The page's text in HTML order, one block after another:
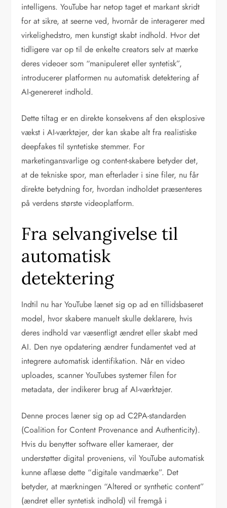
intelligens. YouTube har netop taget et markant skridt
for at sikre, at seerne ved, hvornår de interagerer med
virkelighedstro, men kunstigt skabt indhold. Hvor det
tidligere var op til de enkelte creators selv at mærke
deres videoer som “manipuleret eller syntetisk”,
introducerer platformen nu automatisk detektering af
AI-genereret indhold.
Dette tiltag er en direkte konsekvens af den eksplosive
vækst i AI-værktøjer, der kan skabe alt fra realistiske
deepfakes til syntetiske stemmer. For
marketingansvarlige og content-skabere betyder det,
at de tekniske spor, man efterlader i sine filer, nu får
direkte betydning for, hvordan indholdet præsenteres
på verdens største videoplatform.
Fra selvangivelse til
automatisk
detektering
Indtil nu har YouTube lænet sig op ad en tillidsbaseret
model, hvor skabere manuelt skulle deklarere, hvis
deres indhold var væsentligt ændret eller skabt med
AI. Den nye opdatering ændrer fundamentet ved at
integrere automatisk identifikation. Når en video
uploades, scanner YouTubes systemer filen for
metadata, der indikerer brug af AI-værktøjer.
Denne proces læner sig op ad C2PA-standarden
(Coalition for Content Provenance and Authenticity).
Hvis du benytter software eller kameraer, der
understøtter digital proveniens, vil YouTube automatisk
kunne aflæse dette “digitale vandmærke”. Det
betyder, at mærkningen “Altered or synthetic content”
(ændret eller syntetisk indhold) vil fremgå i